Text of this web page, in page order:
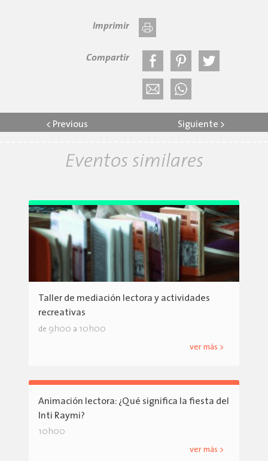
Imprimir
Compartir
< Previous Siguiente >
Eventos similares
Taller de mediación lectora y actividades
recreativas
de 9h00 a 10h00
ver más >
Animación lectora: ¿Qué significa la fiesta del
Inti Raymi?
10h00
ver más >